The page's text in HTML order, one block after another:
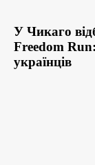
У Чикаго
Freedom
українців